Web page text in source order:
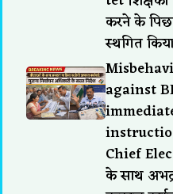
करने के
स्थगित
against
Chief
के साथ